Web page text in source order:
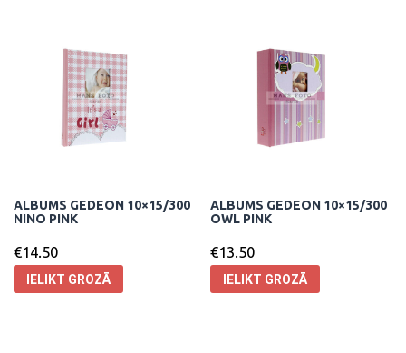
ALBUMS GEDEON 10×15/300
NINO PINK
€14.50
IELIKT GROZĀ
ALBUMS GEDEON 10×15/300
OWL PINK
€13.50
IELIKT GROZĀ